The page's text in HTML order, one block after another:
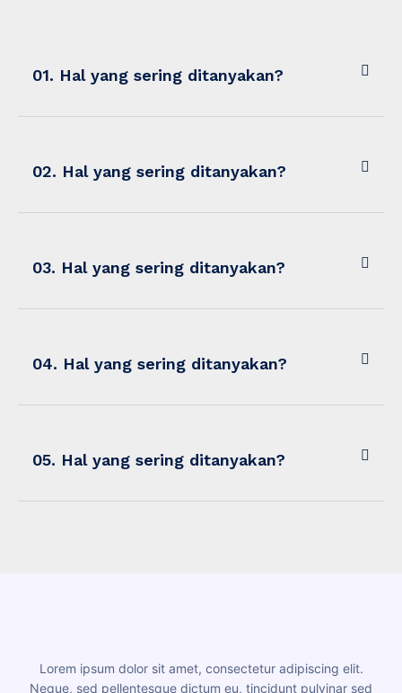
01. Hal yang sering ditanyakan?
02. Hal yang sering ditanyakan?
03. Hal yang sering ditanyakan?
04. Hal yang sering ditanyakan?
05. Hal yang sering ditanyakan?
Lorem ipsum dolor sit amet, consectetur adipiscing elit.
Neque, sed pellentesque dictum eu, tincidunt pulvinar sed